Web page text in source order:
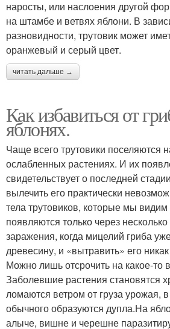
наросты, или наслоения другой
на штамбе и ветвях яблони. В
разновидности, трутовик может
оранжевый и серый цвет.
читать дальше →
Как избавиться от
яблонях.
Чаще всего трутовики поселяются
ослабленных растениях. И их
свидетельствует о последней
вылечить его практически
тела трутовиков, которые мы видим
появляются только через
заражения, когда мицелий гриба
древесину, и «вытравить» его
Можно лишь отсрочить на какое-то
Заболевшие растения становятся
ломаются ветром от груза урожая,
обычного образуются дупла.На
алыче, вишне и черешне